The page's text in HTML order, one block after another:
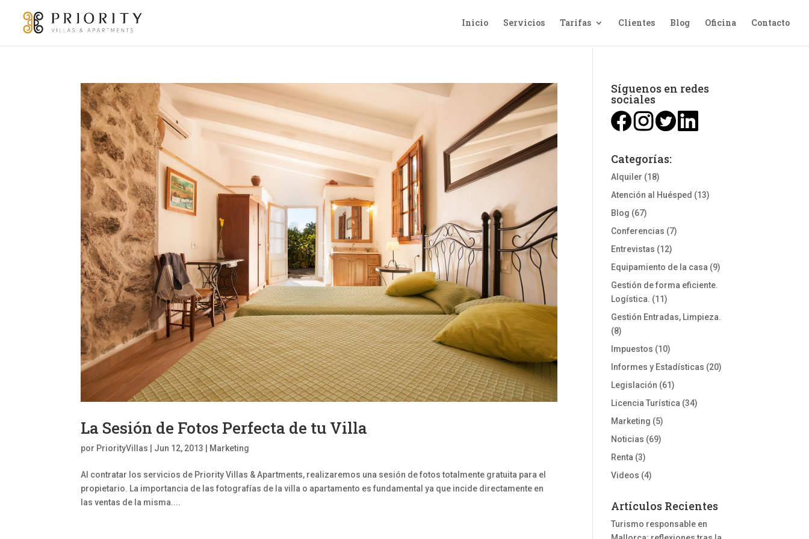
Inicio Servicios Tarifas Clientes Blog Oficina Contacto
La Sesión de Fotos Perfecta de tu Villa
por PriorityVillas Jun 12, 2013 Marketing
Al contratar los servicios de Priority Villas & Apartments, realizaremos una sesión de fotos totalmente gratuita para el
propietario. La importancia de las fotografías de la villa o apartamento es fundamental ya que incide directamente en
las ventas de la misma....
Síguenos en redes
sociales
Categorías:
Alquiler (18)
Atención al Huésped (13)
Blog (67)
Conferencias (7)
Entrevistas (12)
Equipamiento de la casa (9)
Gestión de forma eficiente.
Logística. (11)
Gestión Entradas, Limpieza.
(8)
Impuestos (10)
Informes y Estadísticas (20)
Legislación (61)
Licencia Turística (34)
Marketing (5)
Noticias (69)
Renta (3)
Videos (4)
Artículos Recientes
Turismo responsable en